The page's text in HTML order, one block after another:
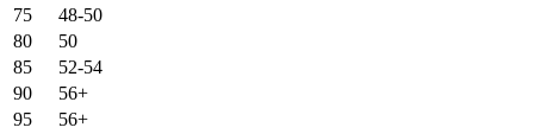
75
48-50
80
50
85
52-54
90
56+
95
56+